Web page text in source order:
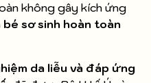
không gây kích ứng
bé sơ sinh hoàn toàn
da liễu và đáp ứng